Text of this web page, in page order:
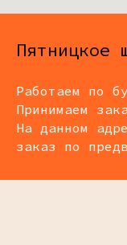
Пятницкое
Работаем по
Принимаем
На данном
заказ по